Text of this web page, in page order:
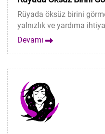
Rüyada öksüz birini
yalnızlık ve yardıma
Devamı